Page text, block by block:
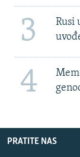
3
Rusi
4
PRATITE NAS